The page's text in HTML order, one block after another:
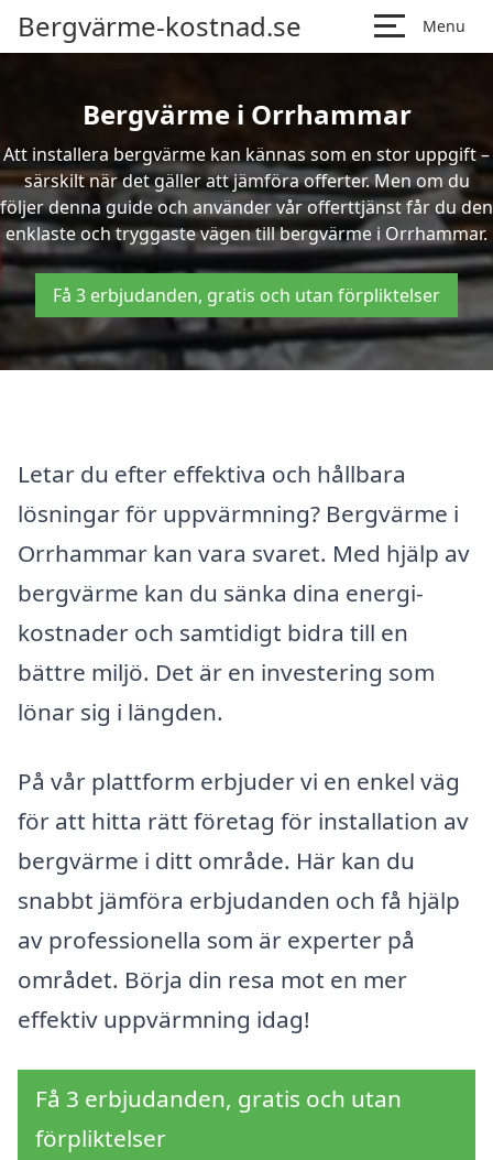
Bergvärme-kostnad.se Menu
Bergvärme i Orrhammar
Att installera bergvärme kan kännas som en stor uppgift –
särskilt när det gäller att jämföra offerter. Men om du
följer denna guide och använder vår offerttjänst får du den
enklaste och tryggaste vägen till bergvärme i Orrhammar.
Få 3 erbjudanden, gratis och utan förpliktelser
Letar du efter effektiva och hållbara
lösningar för uppvärmning? Bergvärme i
Orrhammar kan vara svaret. Med hjälp av
bergvärme kan du sänka dina energi­
kostnader och samtidigt bidra till en
bättre miljö. Det är en investering som
lönar sig i längden.
På vår plattform erbjuder vi en enkel väg
för att hitta rätt företag för installation av
bergvärme i ditt område. Här kan du
snabbt jämföra erbjudanden och få hjälp
av professionella som är experter på
området. Börja din resa mot en mer
effektiv uppvärmning idag!
Få 3 erbjudanden, gratis och utan
förpliktelser